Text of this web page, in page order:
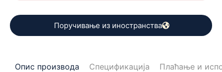
Поручивање из иностранства
Опис производа Спецификација Плаћање и